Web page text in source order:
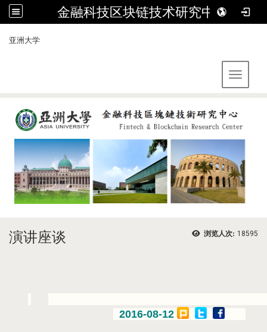
金融科技区块链技术研究中心
亚洲大学
Toggle
浏览人次: 18595
演讲座谈
2016-08-12